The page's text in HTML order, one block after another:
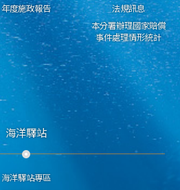
年度施政報告
法規訊息
本分署辦理國家賠償
事件處理情形統計
海洋驛站
海洋驛站專區